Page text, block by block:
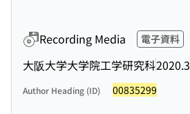
Recording Media 電子資料
大阪大学大学院工学研究科2020.3
Author Heading (ID) 00835299